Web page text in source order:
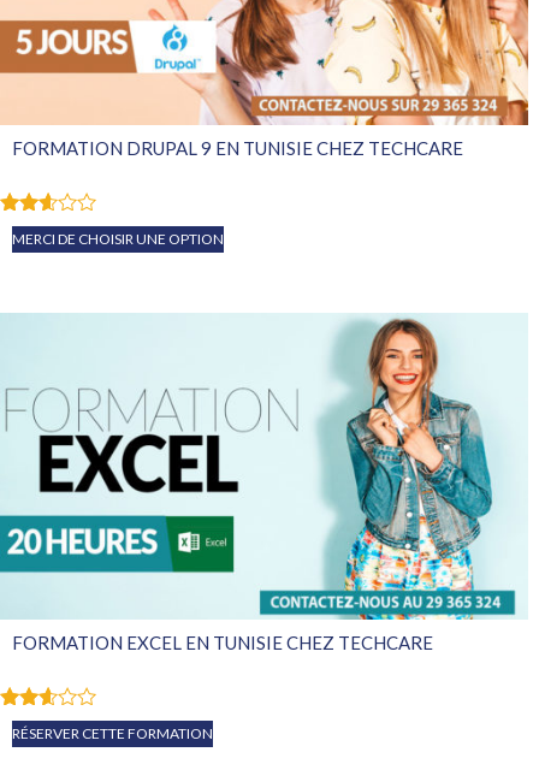
FORMATION DRUPAL 9 EN TUNISIE CHEZ TECHCARE
Note
2.51
MERCI DE CHOISIR UNE OPTION
FORMATION EXCEL EN TUNISIE CHEZ TECHCARE
Note
2.54
RÉSERVER CETTE FORMATION